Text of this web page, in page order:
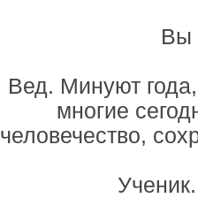
Вы
Вед. Минуют
многие
человечество,